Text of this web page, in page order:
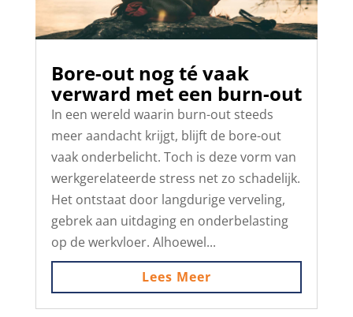
Bore-out nog té vaak
verward met een burn-out
In een wereld waarin burn-out steeds
meer aandacht krijgt, blijft de bore-out
vaak onderbelicht. Toch is deze vorm van
werkgerelateerde stress net zo schadelijk.
Het ontstaat door langdurige verveling,
gebrek aan uitdaging en onderbelasting
op de werkvloer. Alhoewel...
Lees Meer